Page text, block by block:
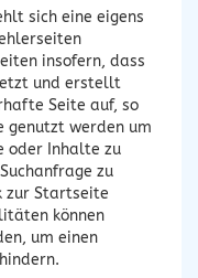
sich eine eigens
insofern, dass
und erstellt
Seite auf, so
genutzt werden um
oder Inhalte zu
zu
zur Startseite
können
um einen